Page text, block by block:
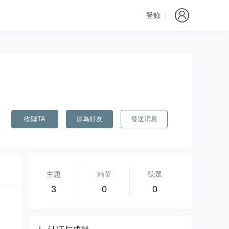
登錄
收聽TA 加為好友 發送消息
主題
3
精華
0
聽眾
0